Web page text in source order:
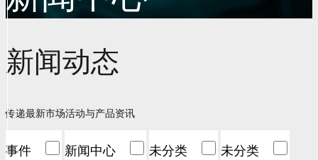
新闻动态
传递最新市场活动与产品资讯
事件 新闻中心 未分类 未分类